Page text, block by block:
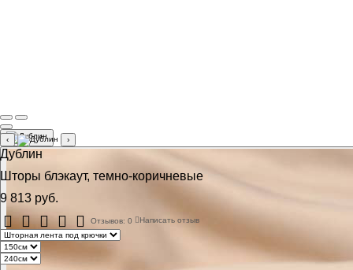
‹ ›
Дублин
Шторы блэкаут, темно-коричневые
9 813 руб.
Отзывов: 0 Написать отзыв